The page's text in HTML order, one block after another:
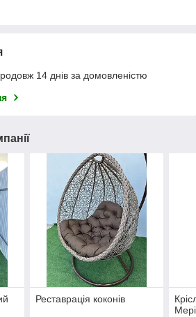
14 днів за домовленістю
Реставрація коконів
Мері